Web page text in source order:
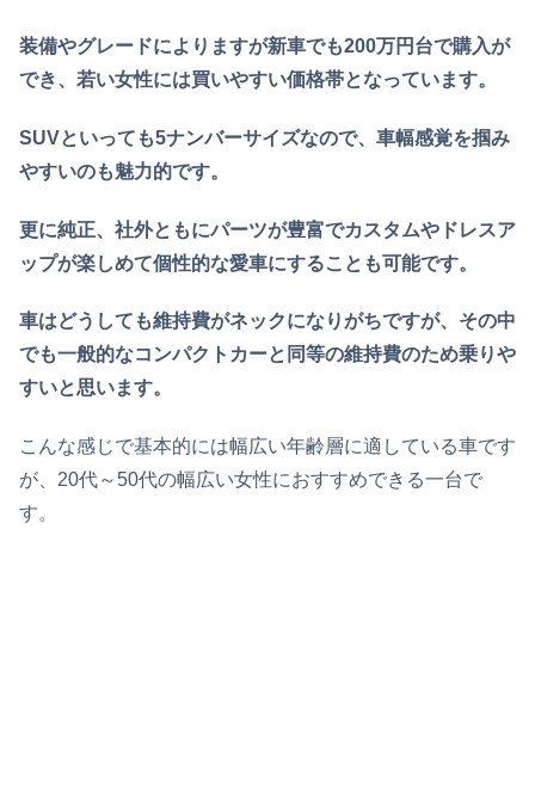
装備やグレードによりますが新車でも200万円台で購入が
でき、若い女性には買いやすい価格帯となっています。
SUVといっても5ナンバーサイズなので、車幅感覚を掴み
やすいのも魅力的です。
更に純正、社外ともにパーツが豊富でカスタムやドレスア
ップが楽しめて個性的な愛車にすることも可能です。
車はどうしても維持費がネックになりがちですが、その中
でも一般的なコンパクトカーと同等の維持費のため乗りや
すいと思います。
こんな感じで基本的には幅広い年齢層に適している車です
が、20代～50代の幅広い女性におすすめできる一台で
す。